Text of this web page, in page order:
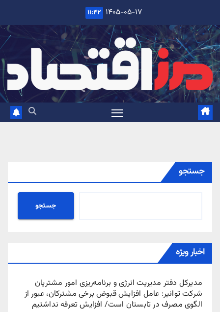
content
۱۴۰۵-۰۵-۱۷ ۱۱:۴۲
جستجو
جستجو
اخبار ویژه
مدیرکل دفتر مدیریت انرژی و برنامه‌ریزی امور مشتریان
شرکت توانیر: عامل افزایش قبوض برخی مشترکان، عبور از
الگوی مصرف در تابستان است/ افزایش تعرفه نداشتیم